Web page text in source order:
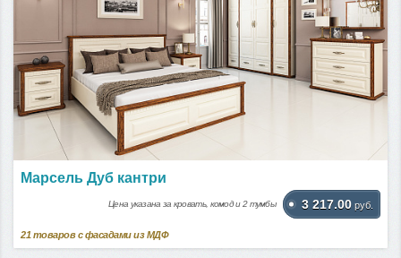
Марсель Дуб кантри
Цена указана за кровать, комод и 2 тумбы 3 217.00 руб.
21 товаров с фасадами из МДФ